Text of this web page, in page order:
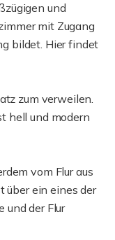
und
mit Zugang
bildet. Hier findet
zum verweilen.
hell und modern
vom Flur aus
über ein eines der
und der Flur